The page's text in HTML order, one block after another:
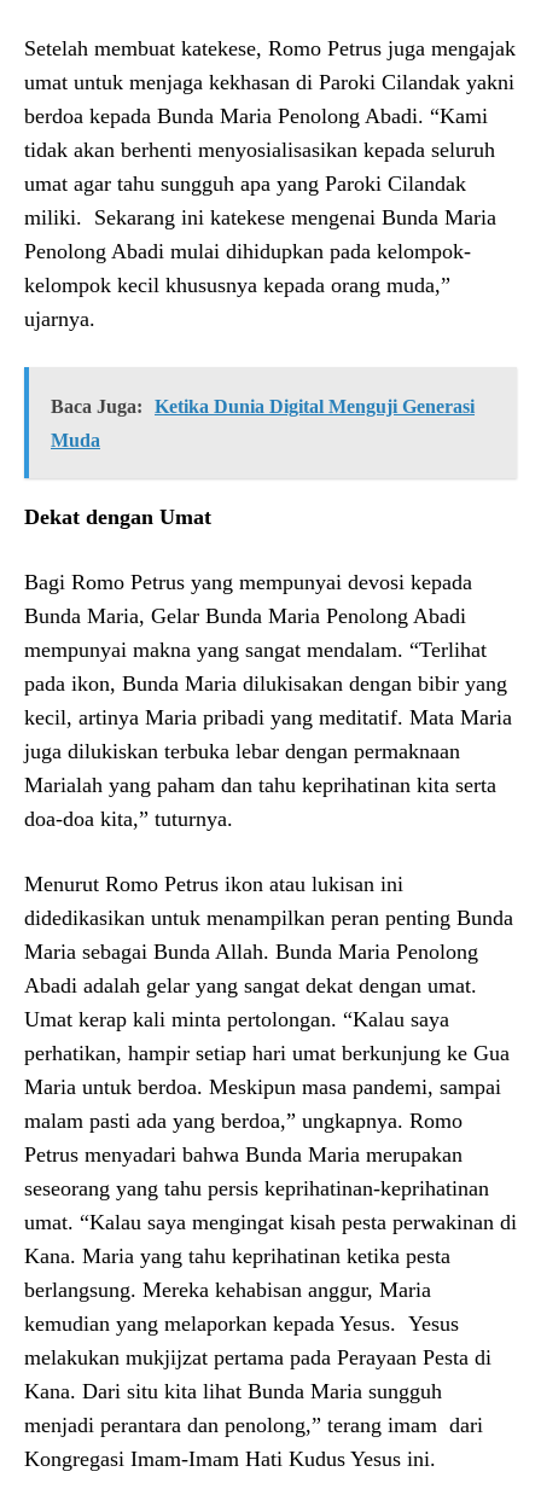
Setelah membuat katekese, Romo Petrus juga mengajak
umat untuk menjaga kekhasan di Paroki Cilandak yakni
berdoa kepada Bunda Maria Penolong Abadi. “Kami
tidak akan berhenti menyosialisasikan kepada seluruh
umat agar tahu sungguh apa yang Paroki Cilandak
miliki. Sekarang ini katekese mengenai Bunda Maria
Penolong Abadi mulai dihidupkan pada kelompok-
kelompok kecil khususnya kepada orang muda,”
ujarnya.
Baca Juga:
Ketika Dunia Digital Menguji Generasi
Muda
Dekat dengan Umat
Bagi Romo Petrus yang mempunyai devosi kepada
Bunda Maria, Gelar Bunda Maria Penolong Abadi
mempunyai makna yang sangat mendalam. “Terlihat
pada ikon, Bunda Maria dilukisakan dengan bibir yang
kecil, artinya Maria pribadi yang meditatif. Mata Maria
juga dilukiskan terbuka lebar dengan permaknaan
Marialah yang paham dan tahu keprihatinan kita serta
doa-doa kita,” tuturnya.
Menurut Romo Petrus ikon atau lukisan ini
didedikasikan untuk menampilkan peran penting Bunda
Maria sebagai Bunda Allah. Bunda Maria Penolong
Abadi adalah gelar yang sangat dekat dengan umat.
Umat kerap kali minta pertolongan. “Kalau saya
perhatikan, hampir setiap hari umat berkunjung ke Gua
Maria untuk berdoa. Meskipun masa pandemi, sampai
malam pasti ada yang berdoa,” ungkapnya. Romo
Petrus menyadari bahwa Bunda Maria merupakan
seseorang yang tahu persis keprihatinan-keprihatinan
umat. “Kalau saya mengingat kisah pesta perwakinan di
Kana. Maria yang tahu keprihatinan ketika pesta
berlangsung. Mereka kehabisan anggur, Maria
kemudian yang melaporkan kepada Yesus. Yesus
melakukan mukjijzat pertama pada Perayaan Pesta di
Kana. Dari situ kita lihat Bunda Maria sungguh
menjadi perantara dan penolong,” terang imam dari
Kongregasi Imam-Imam Hati Kudus Yesus ini.